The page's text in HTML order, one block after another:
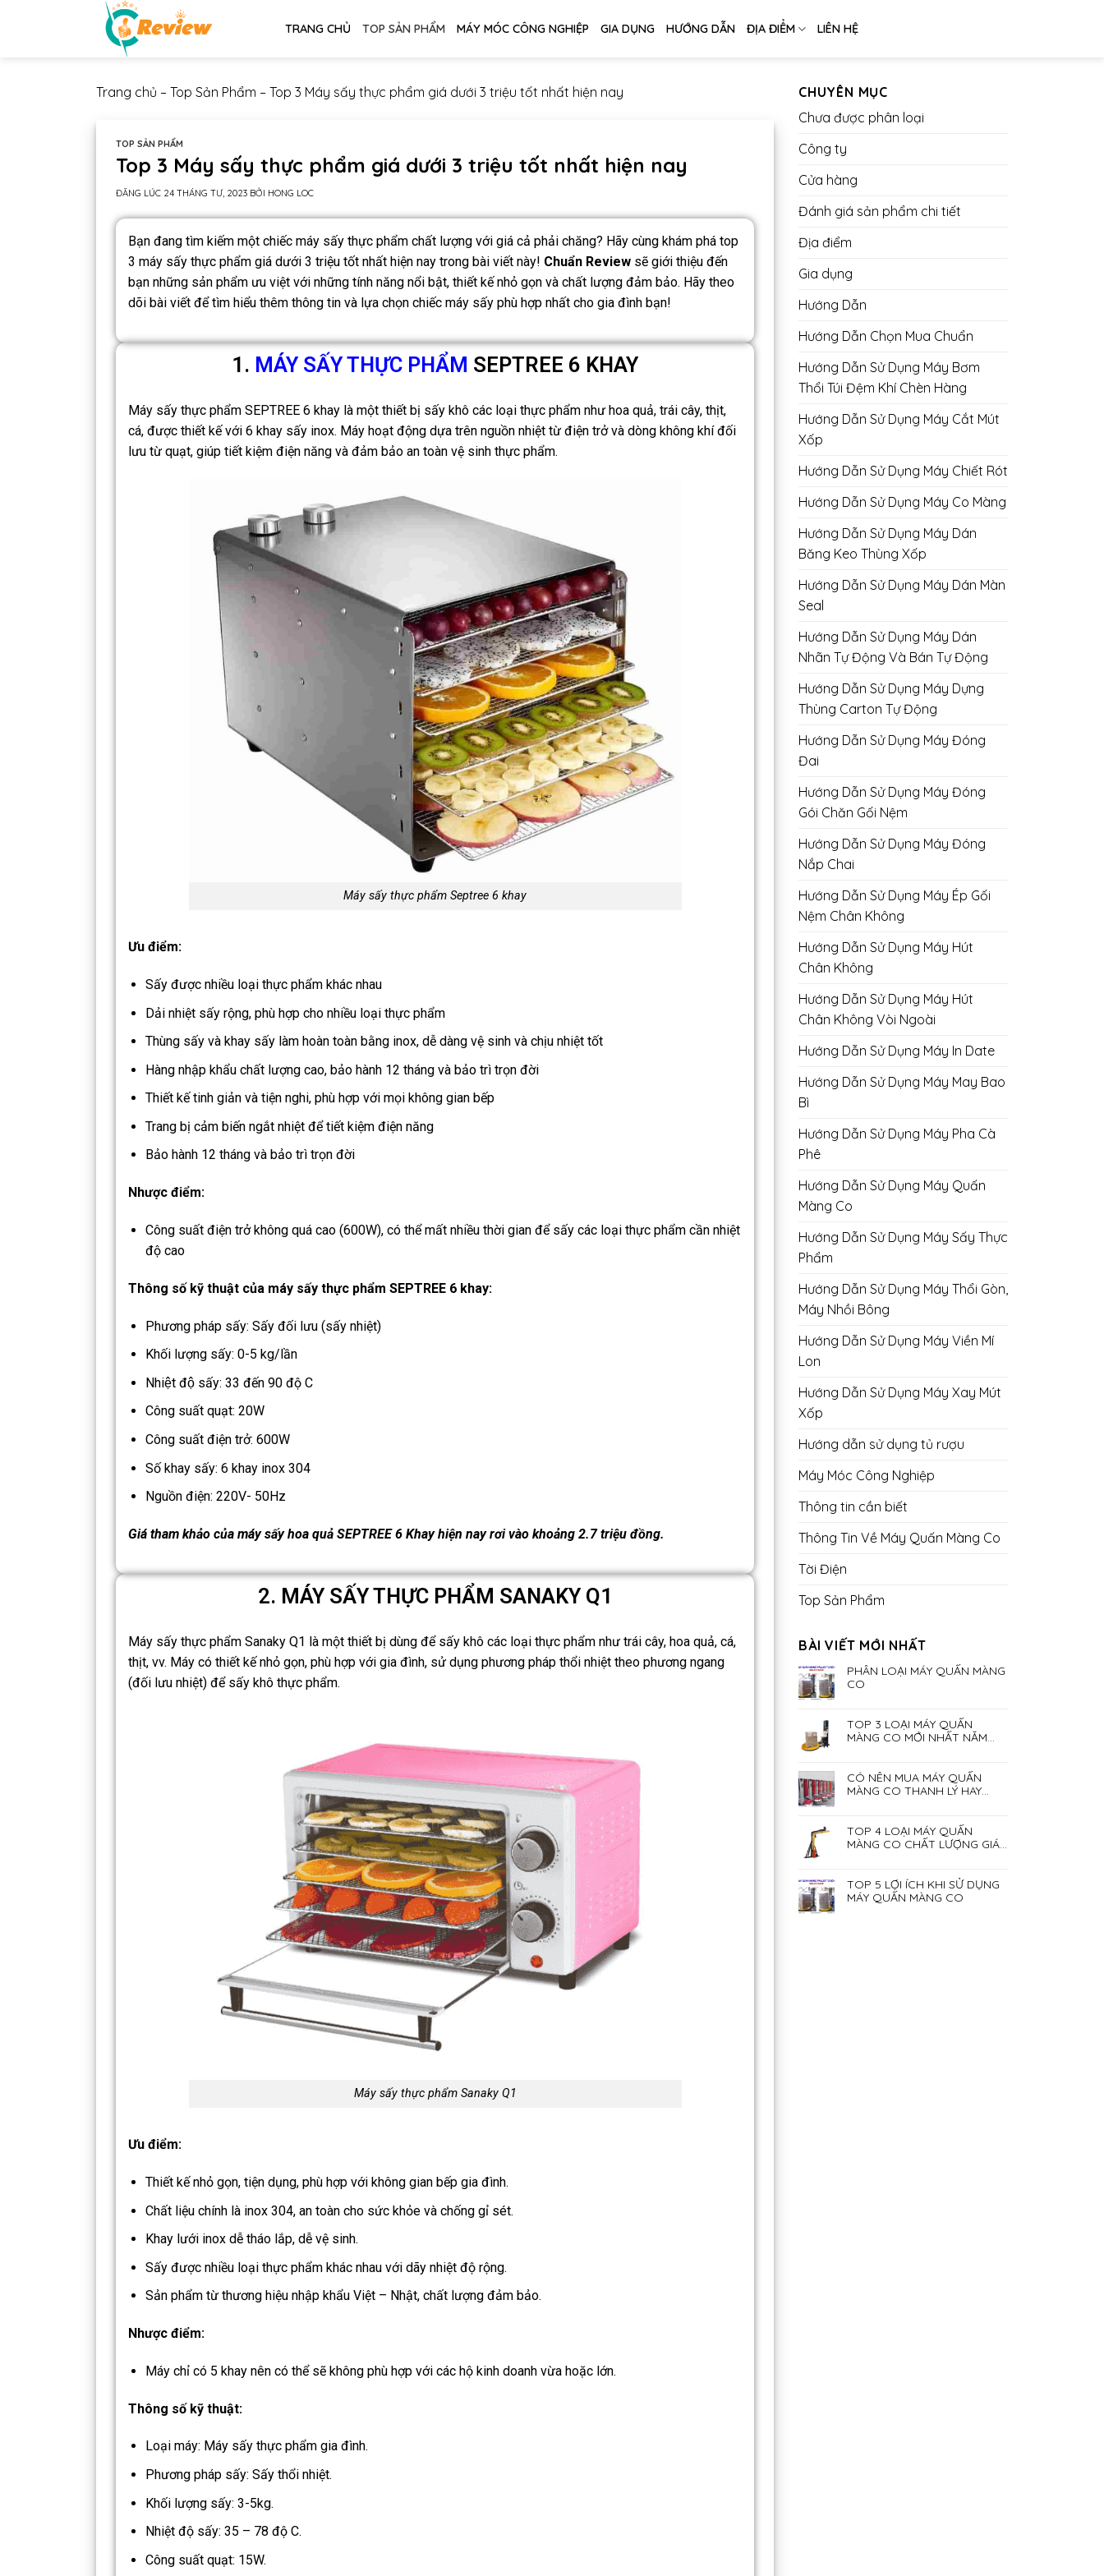
TRANG CHỦ TOP SẢN PHẨM MÁY MÓC CÔNG NGHIỆP GIA DỤNG HƯỚNG DẪN ĐỊA ĐIỂM LIÊN HỆ
Trang chủ – Top Sản Phẩm – Top 3 Máy sấy thực phẩm giá dưới 3 triệu tốt nhất hiện nay
TOP SẢN PHẨM
Top 3 Máy sấy thực phẩm giá dưới 3 triệu tốt nhất hiện nay
ĐĂNG LÚC 24 THÁNG TƯ, 2023 BỞI HONG LOC
Bạn đang tìm kiếm một chiếc máy sấy thực phẩm chất lượng với giá cả phải chăng? Hãy cùng khám phá top
3 máy sấy thực phẩm giá dưới 3 triệu tốt nhất hiện nay trong bài viết này! Chuẩn Review sẽ giới thiệu đến
bạn những sản phẩm ưu việt với những tính năng nổi bật, thiết kế nhỏ gọn và chất lượng đảm bảo. Hãy theo
dõi bài viết để tìm hiểu thêm thông tin và lựa chọn chiếc máy sấy phù hợp nhất cho gia đình bạn!
1. MÁY SẤY THỰC PHẨM SEPTREE 6 KHAY
Máy sấy thực phẩm SEPTREE 6 khay là một thiết bị sấy khô các loại thực phẩm như hoa quả, trái cây, thịt,
cá, được thiết kế với 6 khay sấy inox. Máy hoạt động dựa trên nguồn nhiệt từ điện trở và dòng không khí đối
lưu từ quạt, giúp tiết kiệm điện năng và đảm bảo an toàn vệ sinh thực phẩm.
Máy sấy thực phẩm Septree 6 khay
Ưu điểm:
Sấy được nhiều loại thực phẩm khác nhau
Dải nhiệt sấy rộng, phù hợp cho nhiều loại thực phẩm
Thùng sấy và khay sấy làm hoàn toàn bằng inox, dễ dàng vệ sinh và chịu nhiệt tốt
Hàng nhập khẩu chất lượng cao, bảo hành 12 tháng và bảo trì trọn đời
Thiết kế tinh giản và tiện nghi, phù hợp với mọi không gian bếp
Trang bị cảm biến ngắt nhiệt để tiết kiệm điện năng
Bảo hành 12 tháng và bảo trì trọn đời
Nhược điểm:
Công suất điện trở không quá cao (600W), có thể mất nhiều thời gian để sấy các loại thực phẩm cần nhiệt
độ cao
Thông số kỹ thuật của máy sấy thực phẩm SEPTREE 6 khay:
Phương pháp sấy: Sấy đối lưu (sấy nhiệt)
Khối lượng sấy: 0-5 kg/lần
Nhiệt độ sấy: 33 đến 90 độ C
Công suất quạt: 20W
Công suất điện trở: 600W
Số khay sấy: 6 khay inox 304
Nguồn điện: 220V- 50Hz
Giá tham khảo của máy sấy hoa quả SEPTREE 6 Khay hiện nay rơi vào khoảng 2.7 triệu đồng.
2. MÁY SẤY THỰC PHẨM SANAKY Q1
Máy sấy thực phẩm Sanaky Q1 là một thiết bị dùng để sấy khô các loại thực phẩm như trái cây, hoa quả, cá,
thịt, vv. Máy có thiết kế nhỏ gọn, phù hợp với gia đình, sử dụng phương pháp thổi nhiệt theo phương ngang
(đối lưu nhiệt) để sấy khô thực phẩm.
Máy sấy thực phẩm Sanaky Q1
Ưu điểm:
Thiết kế nhỏ gọn, tiện dụng, phù hợp với không gian bếp gia đình.
Chất liệu chính là inox 304, an toàn cho sức khỏe và chống gỉ sét.
Khay lưới inox dễ tháo lắp, dễ vệ sinh.
Sấy được nhiều loại thực phẩm khác nhau với dãy nhiệt độ rộng.
Sản phẩm từ thương hiệu nhập khẩu Việt – Nhật, chất lượng đảm bảo.
Nhược điểm:
Máy chỉ có 5 khay nên có thể sẽ không phù hợp với các hộ kinh doanh vừa hoặc lớn.
Thông số kỹ thuật:
Loại máy: Máy sấy thực phẩm gia đình.
Phương pháp sấy: Sấy thổi nhiệt.
Khối lượng sấy: 3-5kg.
Nhiệt độ sấy: 35 – 78 độ C.
Công suất quạt: 15W.
CHUYÊN MỤC
Chưa được phân loại
Công ty
Cửa hàng
Đánh giá sản phẩm chi tiết
Địa điểm
Gia dụng
Hướng Dẫn
Hướng Dẫn Chọn Mua Chuẩn
Hướng Dẫn Sử Dụng Máy Bơm
Thổi Túi Đệm Khí Chèn Hàng
Hướng Dẫn Sử Dụng Máy Cắt Mút
Xốp
Hướng Dẫn Sử Dụng Máy Chiết Rót
Hướng Dẫn Sử Dụng Máy Co Màng
Hướng Dẫn Sử Dụng Máy Dán
Băng Keo Thùng Xốp
Hướng Dẫn Sử Dụng Máy Dán Màn
Seal
Hướng Dẫn Sử Dụng Máy Dán
Nhãn Tự Động Và Bán Tự Động
Hướng Dẫn Sử Dụng Máy Dựng
Thùng Carton Tự Động
Hướng Dẫn Sử Dụng Máy Đóng
Đai
Hướng Dẫn Sử Dụng Máy Đóng
Gói Chăn Gối Nệm
Hướng Dẫn Sử Dụng Máy Đóng
Nắp Chai
Hướng Dẫn Sử Dụng Máy Ép Gối
Nệm Chân Không
Hướng Dẫn Sử Dụng Máy Hút
Chân Không
Hướng Dẫn Sử Dụng Máy Hút
Chân Không Vòi Ngoài
Hướng Dẫn Sử Dụng Máy In Date
Hướng Dẫn Sử Dụng Máy May Bao
Bì
Hướng Dẫn Sử Dụng Máy Pha Cà
Phê
Hướng Dẫn Sử Dụng Máy Quấn
Màng Co
Hướng Dẫn Sử Dụng Máy Sấy Thực
Phẩm
Hướng Dẫn Sử Dụng Máy Thổi Gòn,
Máy Nhồi Bông
Hướng Dẫn Sử Dụng Máy Viền Mí
Lon
Hướng Dẫn Sử Dụng Máy Xay Mút
Xốp
Hướng dẫn sử dụng tủ rượu
Máy Móc Công Nghiệp
Thông tin cần biết
Thông Tin Về Máy Quấn Màng Co
Tời Điện
Top Sản Phẩm
BÀI VIẾT MỚI NHẤT
PHÂN LOẠI MÁY QUẤN MÀNG
CO
TOP 3 LOẠI MÁY QUẤN
MÀNG CO MỚI NHẤT NĂM
CÓ NÊN MUA MÁY QUẤN
MÀNG CO THANH LÝ HAY
TOP 4 LOẠI MÁY QUẤN
MÀNG CO CHẤT LƯỢNG GIÁ
TOP 5 LỢI ÍCH KHI SỬ DỤNG
MÁY QUẤN MÀNG CO